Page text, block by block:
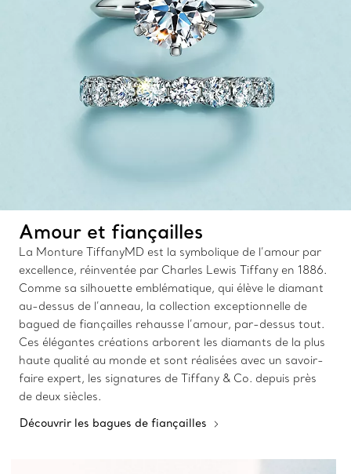
Amour et fiançailles
La Monture TiffanyMD est la symbolique de l’amour par
excellence, réinventée par Charles Lewis Tiffany en 1886.
Comme sa silhouette emblématique, qui élève le diamant
au-dessus de l’anneau, la collection exceptionnelle de
bagued de fiançailles rehausse l’amour, par-dessus tout.
Ces élégantes créations arborent les diamants de la plus
haute qualité au monde et sont réalisées avec un savoir-
faire expert, les signatures de Tiffany & Co. depuis près
de deux siècles.
Découvrir les bagues de fiançailles